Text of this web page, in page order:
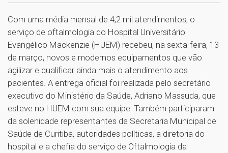
Com uma média mensal de 4,2 mil atendimentos, o
serviço de oftalmologia do Hospital Universitário
Evangélico Mackenzie (HUEM) recebeu, na sexta-feira, 13
de março, novos e modernos equipamentos que vão
agilizar e qualificar ainda mais o atendimento aos
pacientes. A entrega oficial foi realizada pelo secretário
executivo do Ministério da Saúde, Adriano Massuda, que
esteve no HUEM com sua equipe. Também participaram
da solenidade representantes da Secretaria Municipal de
Saúde de Curitiba, autoridades políticas, a diretoria do
hospital e a chefia do serviço de Oftalmologia da